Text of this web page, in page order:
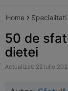
Home › Specialitati
50 de
dietei
Actualizat: 22 Iulie